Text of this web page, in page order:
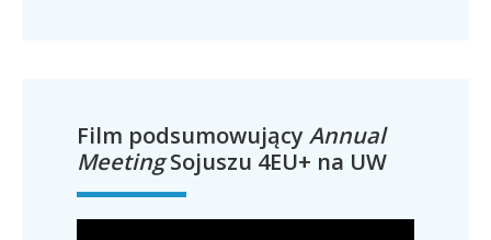
Film podsumowujący Annual
MeetingSojuszu 4EU+ na UW